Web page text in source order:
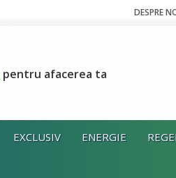
DESPRE
pentru afacerea ta
EXCLUSIV ENERGIE